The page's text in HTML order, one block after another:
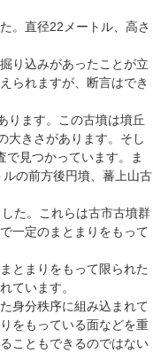
。直径22メートル、高さ
り込みがあったことが立
られますが、断言はでき
ります。この古墳は墳丘
大きさがあります。そし
見つかっています。ま
の前方後円墳、蕃上山古
た。これらは古市古墳群
一定のまとまりをもって
とまりをもって限られた
ています。
身分秩序に組み込まれて
をもっている面などを重
こともできるのではない